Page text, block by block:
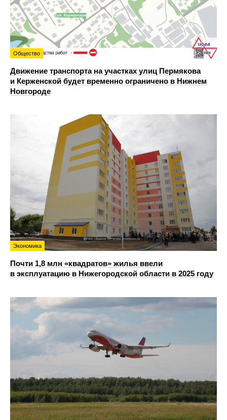
Общество
Движение транспорта на участках улиц Пермякова
и Керженской будет временно ограничено в Нижнем
Новгороде
Экономика
Почти 1,8 млн «квадратов» жилья ввели
в эксплуатацию в Нижегородской области в 2025 году